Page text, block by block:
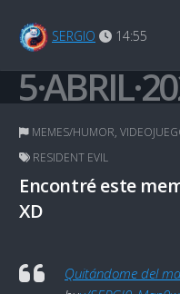
SERGIO 14:55
MEMES/HUMOR,
RESIDENT EVIL
Encontré este
XD
Quitándome del